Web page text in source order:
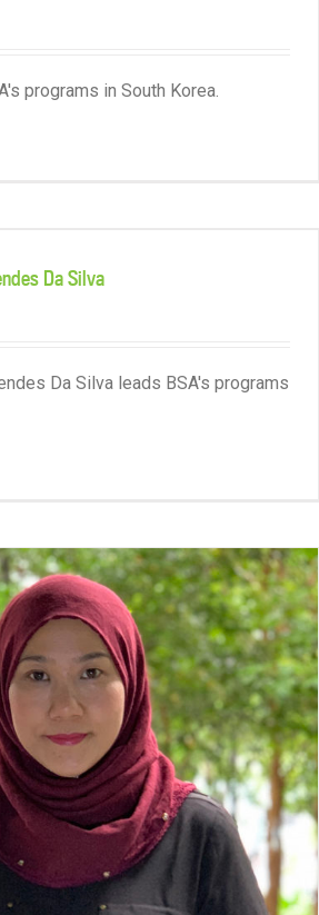
programs in South Korea.
Da Silva
Da Silva leads BSA's programs